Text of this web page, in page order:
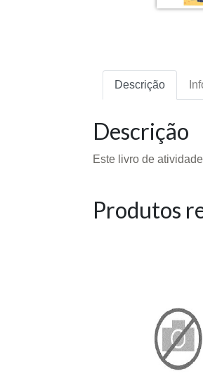
Descrição
Descrição
Este livro de
Produtos